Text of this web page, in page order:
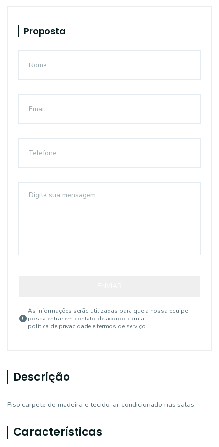
Proposta
As informações serão utilizadas para que a nossa equipe
possa entrar em contato de acordo com a
política de privacidade e termos de serviço
Descrição
Piso carpete de madeira e tecido, ar condicionado nas salas.
Características